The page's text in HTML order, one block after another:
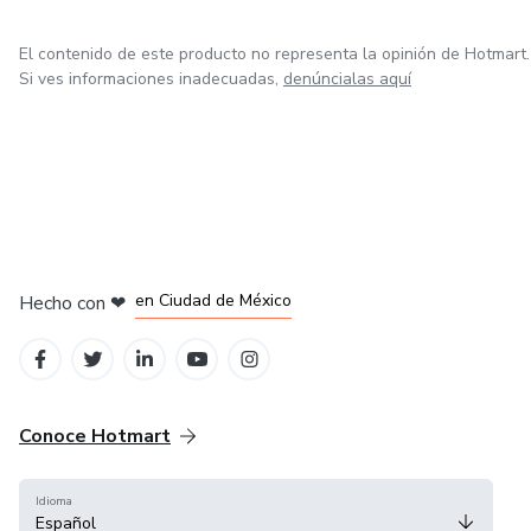
El contenido de este producto no representa la opinión de Hotmart.
Si ves informaciones inadecuadas, denúncialas aquí
Hecho con ❤ en Ciudad de México
Conoce Hotmart
Idioma
Español